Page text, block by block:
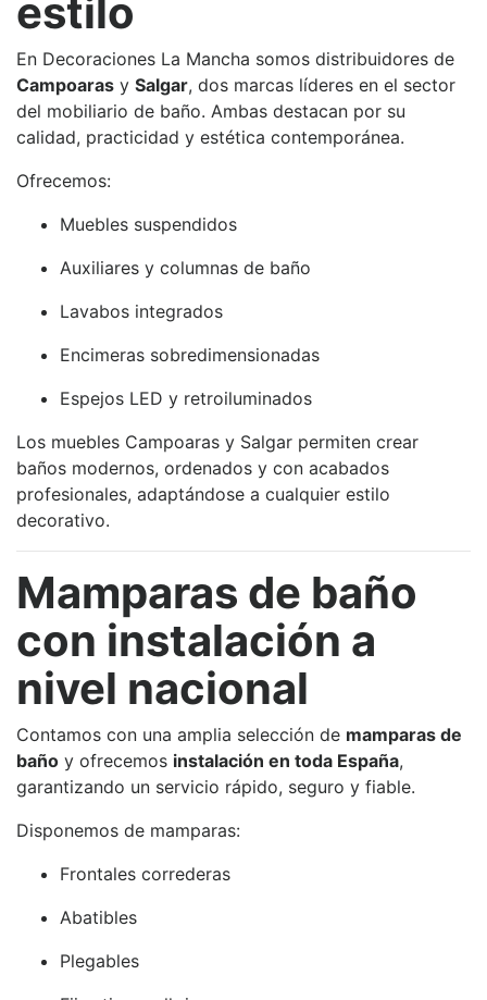
estilo
En Decoraciones La Mancha somos distribuidores de
Campoaras y Salgar, dos marcas líderes en el sector
del mobiliario de baño. Ambas destacan por su
calidad, practicidad y estética contemporánea.
Ofrecemos:
Muebles suspendidos
Auxiliares y columnas de baño
Lavabos integrados
Encimeras sobredimensionadas
Espejos LED y retroiluminados
Los muebles Campoaras y Salgar permiten crear
baños modernos, ordenados y con acabados
profesionales, adaptándose a cualquier estilo
decorativo.
Mamparas de baño
con instalación a
nivel nacional
Contamos con una amplia selección de mamparas de
baño y ofrecemos instalación en toda España,
garantizando un servicio rápido, seguro y fiable.
Disponemos de mamparas:
Frontales correderas
Abatibles
Plegables